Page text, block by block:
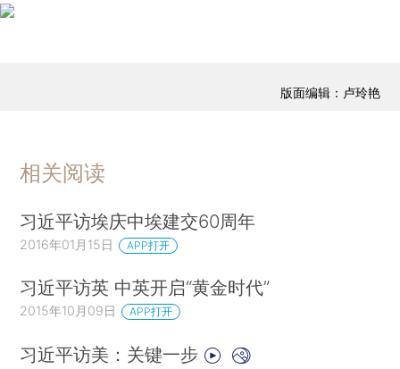
版面编辑：卢玲艳
相关阅读
习近平访埃庆中埃建交60周年
2016年01月15日 APP打开
习近平访英 中英开启“黄金时代”
2015年10月09日 APP打开
习近平访美：关键一步